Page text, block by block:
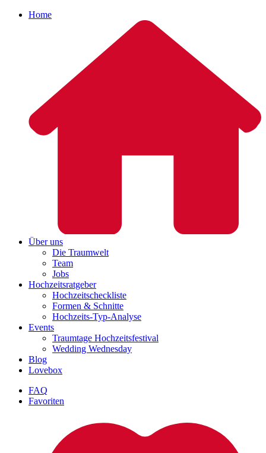
Home
Über uns
Die Traumwelt
Team
Jobs
Hochzeitsratgeber
Hochzeitscheckliste
Formen & Schnitte
Hochzeits-Typ-Analyse
Events
Traumtage Hochzeitsfestival
Wedding Wednesday
Blog
Lovebox
FAQ
Favoriten